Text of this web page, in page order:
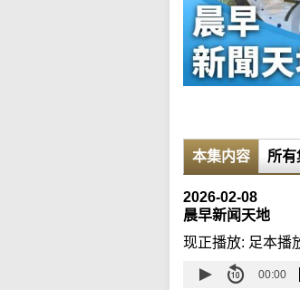
本集内容 所有
2026-02-08
晨早新闻天地
现正播放: 足本播
00:00